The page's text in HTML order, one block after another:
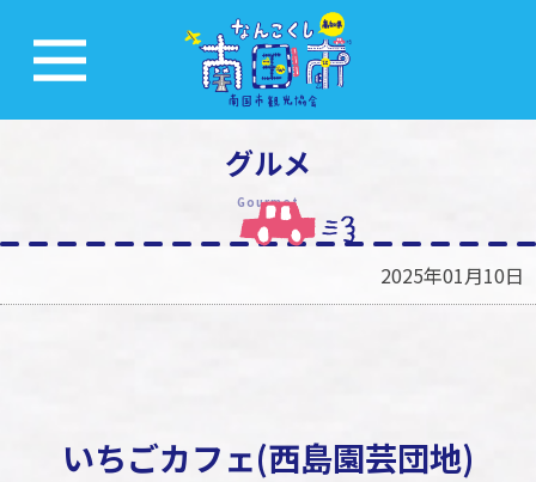
グルメ
Gourmet
2025年01月10日
いちごカフェ(西島園芸団地)